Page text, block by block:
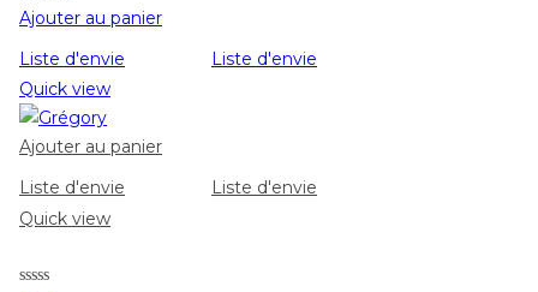
Ajouter au panier
Liste d'envie
Liste d'envie
Quick view
Ajouter au panier
Liste d'envie
Liste d'envie
Quick view